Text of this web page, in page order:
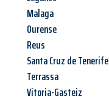
Malaga
Ourense
Reus
Santa Cruz de Tenerife
Terrassa
Vitoria-Gasteiz